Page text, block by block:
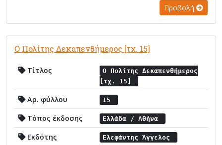
Προβολή
Ο Πολίτης Δεκαπενθήμερος [τχ. 15]
Τίτλος
Ο Πολίτης Δεκαπενθήμερος
[τχ. 15]
Αρ. φύλλου 15
Τόπος έκδοσης Ελλάδα / Αθήνα
Εκδότης Ελεφάντης Άγγελος